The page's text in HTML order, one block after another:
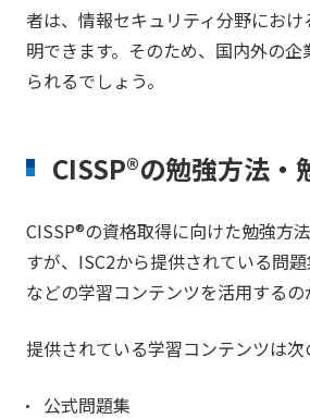
者は、情報セキュリティ分野にお
明できます。そのため、国内外の
られるでしょう。
CISSP®の勉強方法・
CISSP®の資格取得に向けた勉強方
すが、ISC2から提供されている問
などの学習コンテンツを活用するの
提供されている学習コンテンツは次
公式問題集